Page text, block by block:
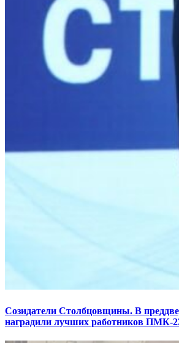
Созидатели Столбцовщины. В
наградили лучших работников ПМК-